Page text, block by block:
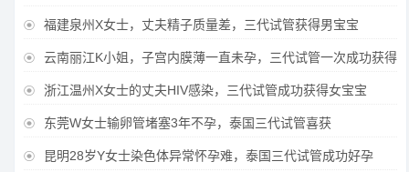
 福建泉州X女士，丈夫精子质量差，三代试管获得男宝宝
 云南丽江K小姐，子宫内膜薄一直未孕，三代试管一次成功获得
 浙江温州X女士的丈夫HIV感染，三代试管成功获得女宝宝
 东莞W女士输卵管堵塞3年不孕，泰国三代试管喜获
 昆明28岁Y女士染色体异常怀孕难，泰国三代试管成功好孕